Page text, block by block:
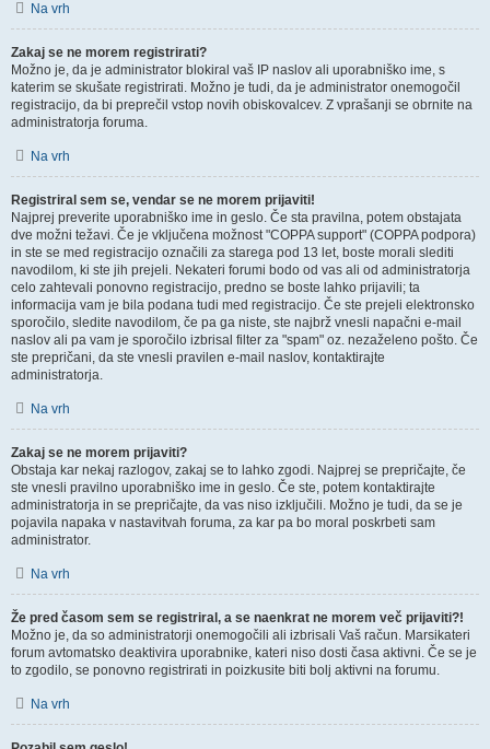
Na vrh
Zakaj se ne morem registrirati?
Možno je, da je administrator blokiral vaš IP naslov ali uporabniško ime, s
katerim se skušate registrirati. Možno je tudi, da je administrator onemogočil
registracijo, da bi preprečil vstop novih obiskovalcev. Z vprašanji se obrnite na
administratorja foruma.
Na vrh
Registriral sem se, vendar se ne morem prijaviti!
Najprej preverite uporabniško ime in geslo. Če sta pravilna, potem obstajata
dve možni težavi. Če je vključena možnost "COPPA support" (COPPA podpora)
in ste se med registracijo označili za starega pod 13 let, boste morali slediti
navodilom, ki ste jih prejeli. Nekateri forumi bodo od vas ali od administratorja
celo zahtevali ponovno registracijo, predno se boste lahko prijavili; ta
informacija vam je bila podana tudi med registracijo. Če ste prejeli elektronsko
sporočilo, sledite navodilom, če pa ga niste, ste najbrž vnesli napačni e-mail
naslov ali pa vam je sporočilo izbrisal filter za "spam" oz. nezaželeno pošto. Če
ste prepričani, da ste vnesli pravilen e-mail naslov, kontaktirajte
administratorja.
Na vrh
Zakaj se ne morem prijaviti?
Obstaja kar nekaj razlogov, zakaj se to lahko zgodi. Najprej se prepričajte, če
ste vnesli pravilno uporabniško ime in geslo. Če ste, potem kontaktirajte
administratorja in se prepričajte, da vas niso izključili. Možno je tudi, da se je
pojavila napaka v nastavitvah foruma, za kar pa bo moral poskrbeti sam
administrator.
Na vrh
Že pred časom sem se registriral, a se naenkrat ne morem več prijaviti?!
Možno je, da so administratorji onemogočili ali izbrisali Vaš račun. Marsikateri
forum avtomatsko deaktivira uporabnike, kateri niso dosti časa aktivni. Če se je
to zgodilo, se ponovno registrirati in poizkusite biti bolj aktivni na forumu.
Na vrh